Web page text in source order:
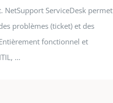
NetSupport ServiceDesk permet
problèmes (ticket) et des
fonctionnel et
…